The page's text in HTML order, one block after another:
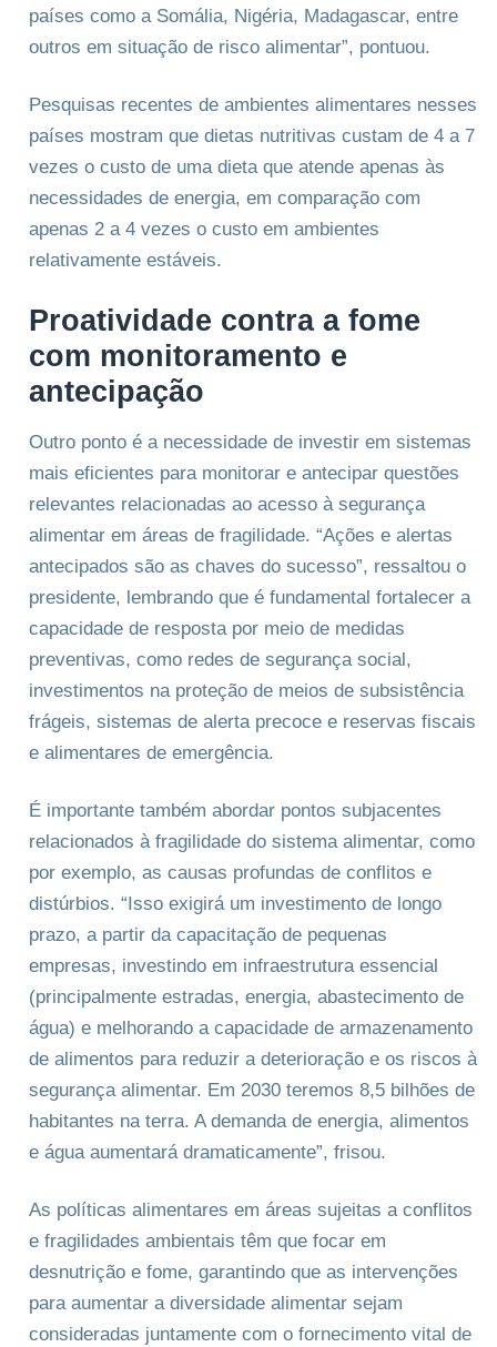
países como a Somália, Nigéria, Madagascar, entre
outros em situação de risco alimentar”, pontuou.
Pesquisas recentes de ambientes alimentares nesses
países mostram que dietas nutritivas custam de 4 a 7
vezes o custo de uma dieta que atende apenas às
necessidades de energia, em comparação com
apenas 2 a 4 vezes o custo em ambientes
relativamente estáveis.
Proatividade contra a fome
com monitoramento e
antecipação
Outro ponto é a necessidade de investir em sistemas
mais eficientes para monitorar e antecipar questões
relevantes relacionadas ao acesso à segurança
alimentar em áreas de fragilidade. “Ações e alertas
antecipados são as chaves do sucesso”, ressaltou o
presidente, lembrando que é fundamental fortalecer a
capacidade de resposta por meio de medidas
preventivas, como redes de segurança social,
investimentos na proteção de meios de subsistência
frágeis, sistemas de alerta precoce e reservas fiscais
e alimentares de emergência.
É importante também abordar pontos subjacentes
relacionados à fragilidade do sistema alimentar, como
por exemplo, as causas profundas de conflitos e
distúrbios. “Isso exigirá um investimento de longo
prazo, a partir da capacitação de pequenas
empresas, investindo em infraestrutura essencial
(principalmente estradas, energia, abastecimento de
água) e melhorando a capacidade de armazenamento
de alimentos para reduzir a deterioração e os riscos à
segurança alimentar. Em 2030 teremos 8,5 bilhões de
habitantes na terra. A demanda de energia, alimentos
e água aumentará dramaticamente”, frisou.
As políticas alimentares em áreas sujeitas a conflitos
e fragilidades ambientais têm que focar em
desnutrição e fome, garantindo que as intervenções
para aumentar a diversidade alimentar sejam
consideradas juntamente com o fornecimento vital de